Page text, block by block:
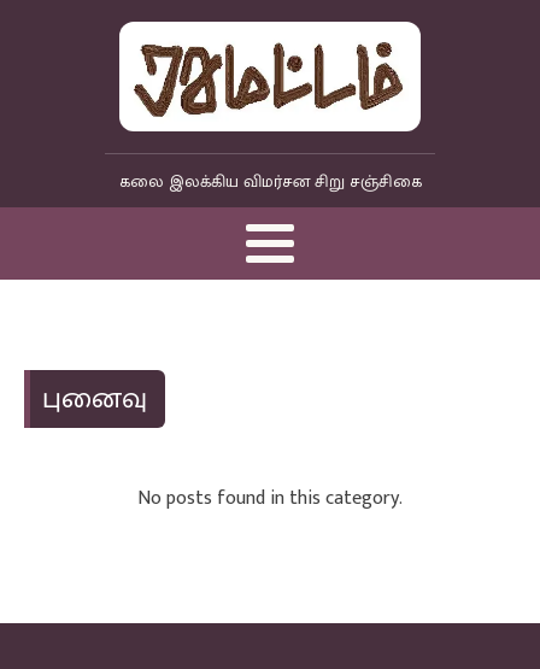
கலை இலக்கிய விமர்சன சிறு சஞ்சிகை
புனைவு
No posts found in this category.